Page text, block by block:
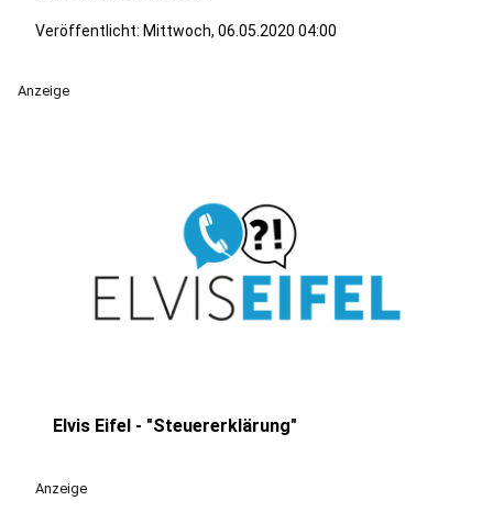
Veröffentlicht: Mittwoch, 06.05.2020 04:00
Anzeige
Elvis Eifel - "Steuererklärung"
Anzeige